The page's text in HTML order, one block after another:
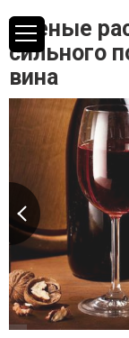
Ученые
сильного
вина